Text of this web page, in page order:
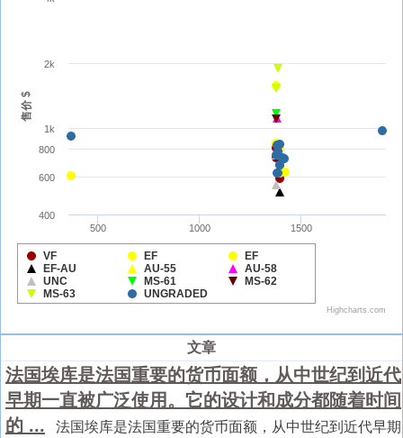
文章
法国埃库是法国重要的货币面额，从中世纪到近代
早期一直被广泛使用。它的设计和成分都随着时间
的 ... 法国埃库是法国重要的货币面额，从中世纪到近代早期